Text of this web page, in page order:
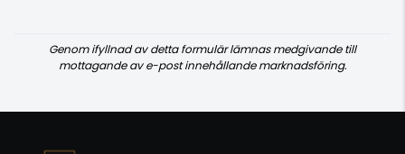
Genom ifyllnad av detta formulär lämnas medgivande till
mottagande av e-post innehållande marknadsföring.